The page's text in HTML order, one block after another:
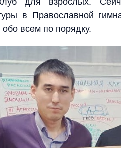
клуб для взрослых.
в Православной
всем по порядку.